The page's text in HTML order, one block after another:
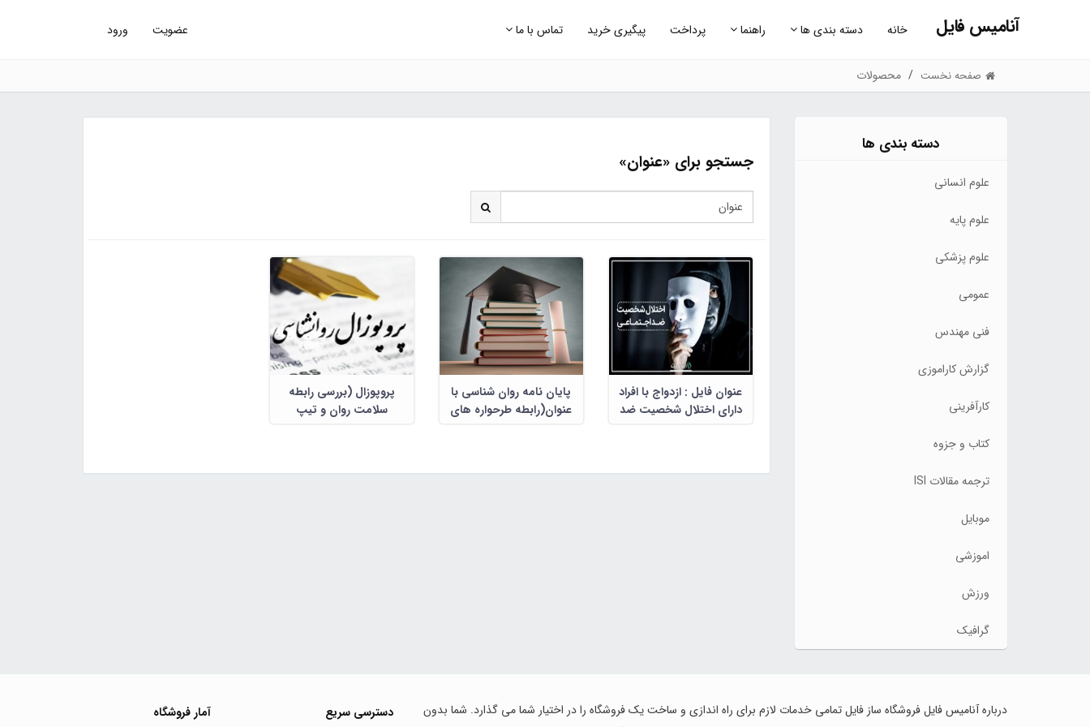
آنامیس فایل خانه دسته بندی ها راهنما پرداخت پیگیری خرید تماس با ما عضویت ورود
صفحه نخست محصولات
دسته بندی ها
علوم انسانی
علوم پایه
علوم پزشکی
عمومی
فنی مهندس
گزارش کاراموزی
کارآفرینی
کتاب و جزوه
ترجمه مقالات ISI
موبایل
اموزشی
ورزش
گرافیک
جستجو برای «عنوان»
عنوان فایل : ازدواج با افراد
دارای اختلال شخصیت ضد
پایان نامه روان شناسی با
عنوان(رابطه طرحواره های
پروپوزال (بررسی رابطه
سلامت روان و تیپ
درباره آنامیس فایل فروشگاه ساز فایل تمامی خدمات لازم برای راه اندازی و ساخت یک فروشگاه را در اختیار شما می گذارد. شما بدون
دسترسی سریع آمار فروشگاه